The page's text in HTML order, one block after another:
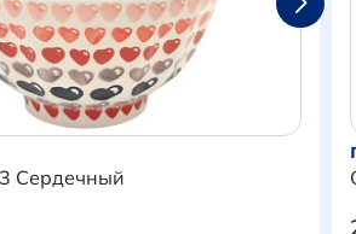
нам в Телеграм
294-91-85
702-09-76
Сердечный